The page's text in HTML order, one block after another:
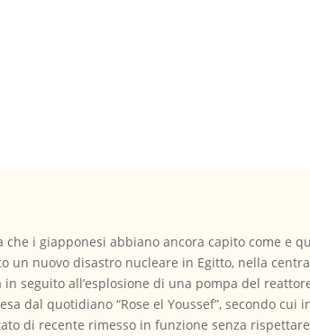
i giapponesi abbiano ancora capito come e
un nuovo disastro nucleare in Egitto, nella
seguito all’esplosione di una pompa del
dal quotidiano “Rose el Youssef”, secondo cui
di recente rimesso in funzione senza